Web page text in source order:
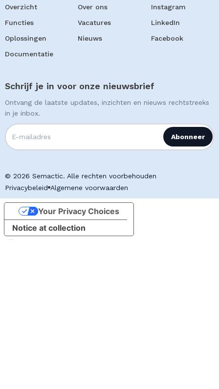
Overzicht
Functies
Oplossingen
Documentatie
Over ons
Vacatures
Nieuws
Instagram
LinkedIn
Facebook
Schrijf je in voor onze nieuwsbrief
Ontvang de laatste updates, inzichten en nieuws rechtstreeks
in je inbox.
© 2026 Semactic. Alle rechten voorbehouden
Privacybeleid Algemene voorwaarden
Notice at collection
Your Privacy Choices